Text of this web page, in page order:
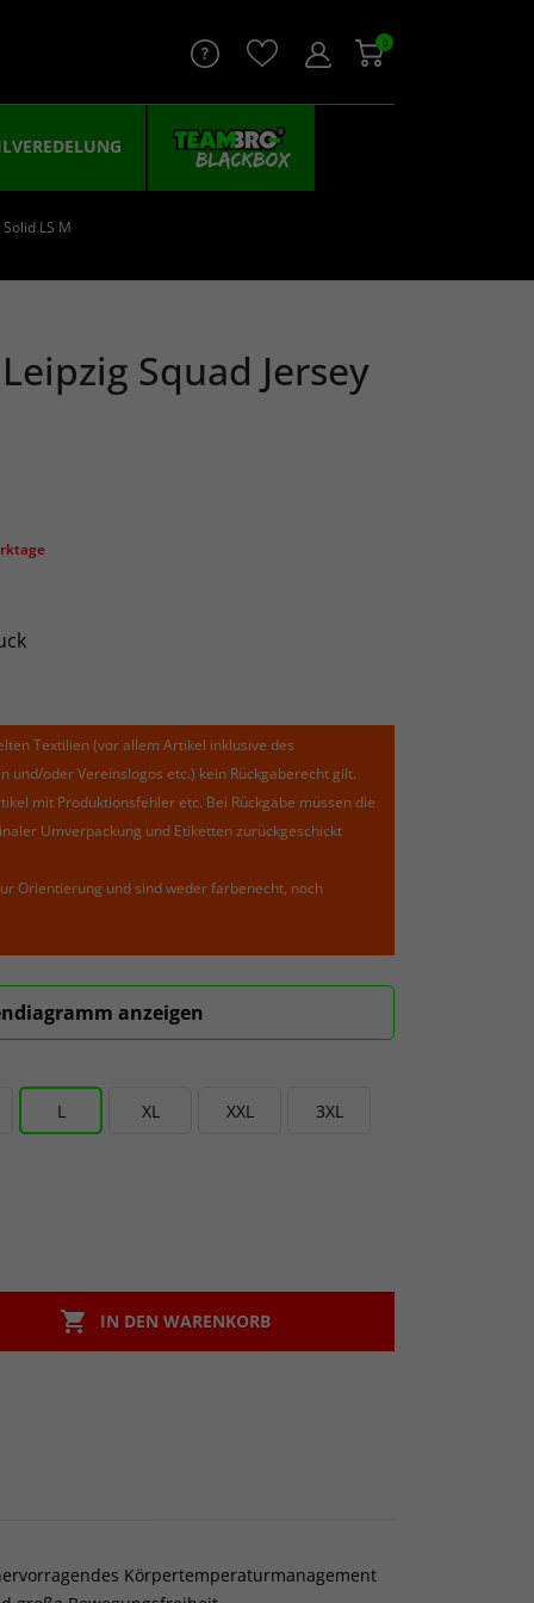
0
LS M
Squad Jersey
Textilien (vor allem Artikel inklusive des
und/oder Vereinslogos etc.) kein Rückgaberecht gilt.
mit Produktionsfehler etc. Bei Rückgabe müssen die
Umverpackung und Etiketten zurückgeschickt
Orientierung und sind weder farbenecht, noch
anzeigen
L XL XXL 3XL
 IN DEN WARENKORB
Körpertemperaturmanagement